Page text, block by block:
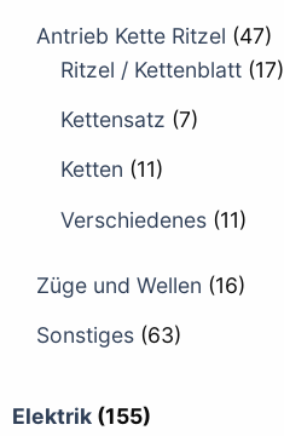
Antrieb Kette Ritzel (47)
Ritzel / Kettenblatt (17)
Kettensatz (7)
Ketten (11)
Verschiedenes (11)
Züge und Wellen (16)
Sonstiges (63)
Elektrik (155)